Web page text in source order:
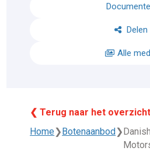
Delen
Alle
❮ Terug naar het overzicht
Home❯Botenaanbod❯